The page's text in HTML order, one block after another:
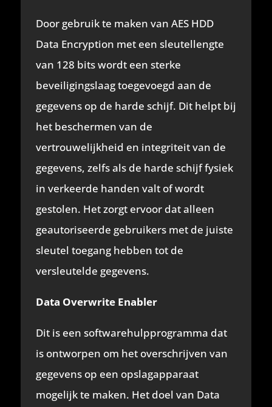
Door gebruik te maken van AES HDD
Data Encryption met een sleutellengte
van 128 bits wordt een sterke
beveiligingslaag toegevoegd aan de
gegevens op de harde schijf. Dit helpt bij
het beschermen van de
vertrouwelijkheid en integriteit van de
gegevens, zelfs als de harde schijf fysiek
in verkeerde handen valt of wordt
gestolen. Het zorgt ervoor dat alleen
geautoriseerde gebruikers met de juiste
sleutel toegang hebben tot de
versleutelde gegevens.
Data Overwrite Enabler
Dit is een softwarehulpprogramma dat
is ontworpen om het overschrijven van
gegevens op een opslagapparaat
mogelijk te maken. Het doel van Data